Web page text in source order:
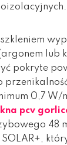
lub
pokryte
0,7 W/
pcv
48